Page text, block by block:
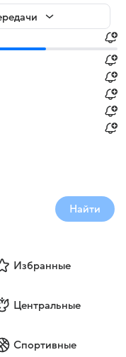
Найти
Избранные
Центральные
Спортивные